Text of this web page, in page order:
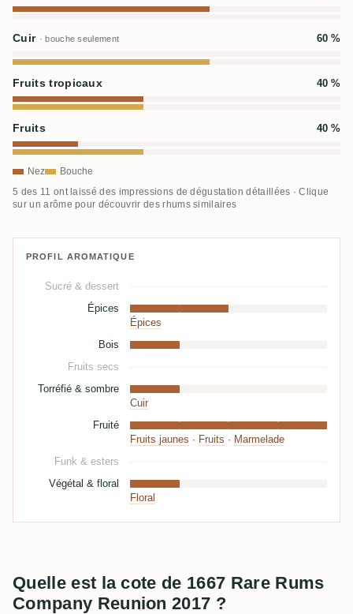
Cuir · bouche seulement 60 %
Fruits tropicaux 40 %
Fruits 40 %
Nez Bouche
5 des 11 ont laissé des impressions de dégustation détaillées · Clique
sur un arôme pour découvrir des rhums similaires
PROFIL AROMATIQUE
Sucré & dessert
Épices
Épices
Bois
Fruits secs
Torréfié & sombre
Cuir
Fruité
Fruits jaunes · Fruits · Marmelade
Funk & esters
Végétal & floral
Floral
Quelle est la cote de 1667 Rare Rums
Company Reunion 2017 ?